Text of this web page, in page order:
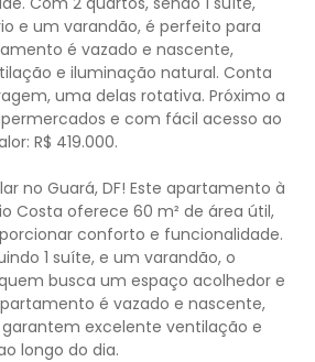
e um varandão, é perfeito para
é vazado e nascente,
e iluminação natural. Conta
uma delas rotativa. Próximo a
e com fácil acesso ao
R$ 419.000.
no Guará, DF! Este apartamento à
Costa oferece 60 m² de área útil,
conforto e funcionalidade.
1 suíte, e um varandão, o
busca um espaço acolhedor e
é vazado e nascente,
excelente ventilação e
longo do dia.